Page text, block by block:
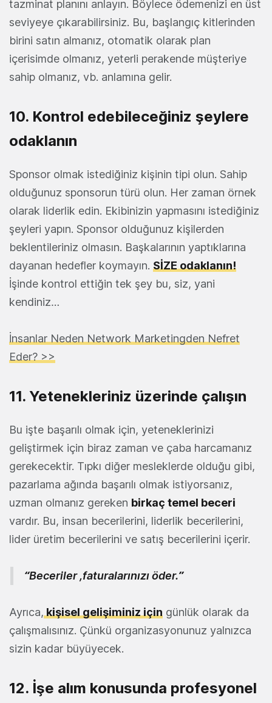
tazminat planını anlayın. Böylece ödemenizi en üst
seviyeye çıkarabilirsiniz. Bu, başlangıç ​​kitlerinden
birini satın almanız, otomatik olarak plan
içerisimde olmanız, yeterli perakende müşteriye
sahip olmanız, vb. anlamına gelir.
10. Kontrol edebileceğiniz şeylere
odaklanın
Sponsor olmak istediğiniz kişinin tipi olun. Sahip
olduğunuz sponsorun türü olun. Her zaman örnek
olarak liderlik edin. Ekibinizin yapmasını istediğiniz
şeyleri yapın. Sponsor olduğunuz kişilerden
beklentileriniz olmasın. Başkalarının yaptıklarına
dayanan hedefler koymayın. SİZE odaklanın!
İşinde kontrol ettiğin tek şey bu, siz, yani
kendiniz…
İnsanlar Neden Network Marketingden Nefret
Eder? >>
11. Yetenekleriniz üzerinde çalışın
Bu işte başarılı olmak için, yeteneklerinizi
geliştirmek için biraz zaman ve çaba harcamanız
gerekecektir. Tıpkı diğer mesleklerde olduğu gibi,
pazarlama ağında başarılı olmak istiyorsanız,
uzman olmanız gereken birkaç temel beceri
vardır. Bu, insan becerilerini, liderlik becerilerini,
lider üretim becerilerini ve satış becerilerini içerir.
“Beceriler ,faturalarınızı öder.”
Ayrıca, kişisel gelişiminiz için günlük olarak da
çalışmalısınız. Çünkü organizasyonunuz yalnızca
sizin kadar büyüyecek.
12. İşe alım konusunda profesyonel